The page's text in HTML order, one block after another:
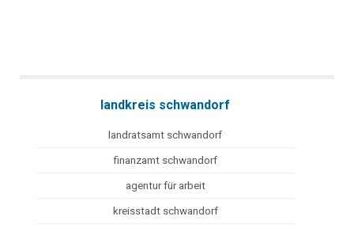
landkreis schwandorf
landratsamt schwandorf
finanzamt schwandorf
agentur für arbeit
kreisstadt schwandorf